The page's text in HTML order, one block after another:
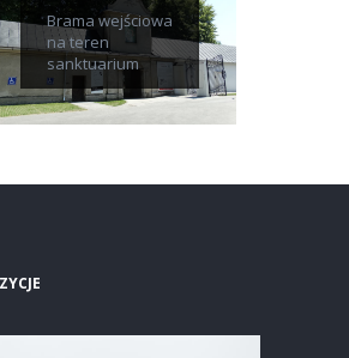
Brama wejściowa
na teren
sanktuarium